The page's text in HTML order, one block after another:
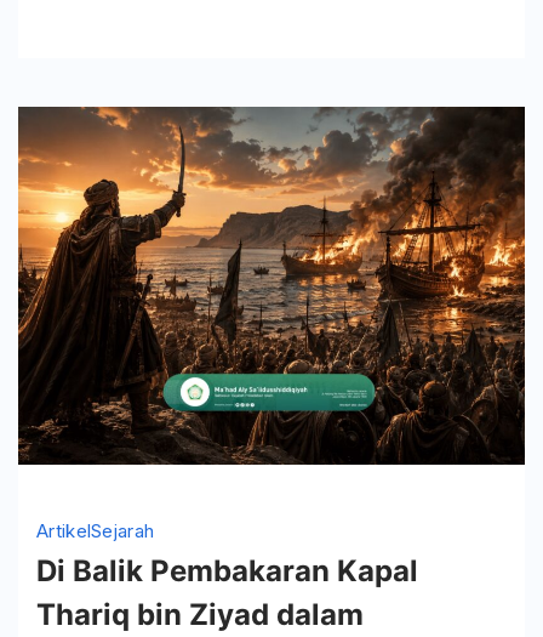
ArtikelSejarah
Di Balik Pembakaran Kapal
Thariq bin Ziyad dalam